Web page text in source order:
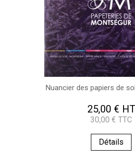
Nuancier des papiers de
25,00 € HT
30,00 € TTC
Détails